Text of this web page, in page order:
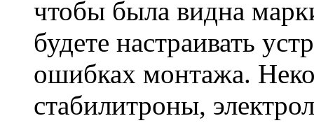
чтобы была видна
будете настраивать
ошибках монтажа.
стабилитроны,